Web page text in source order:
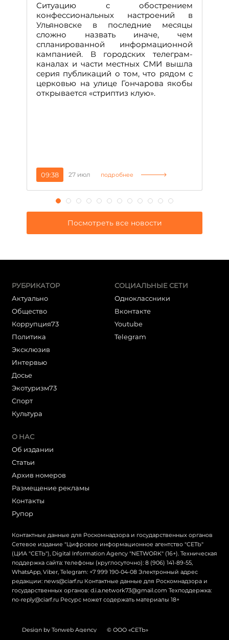
Ситуацию с обострением
конфессиональных настроений в
Ульяновске в последние месяцы
сложно назвать иначе, чем
спланированной информационной
кампанией. В городских телеграм-
каналах и части местных СМИ вышла
серия публикаций о том, что рядом с
церковью на улице Гончарова якобы
открывается «стриптиз клую».
09:38 27 июл подробнее
Посмотреть все новости
РУБРИКАТОР
Актуально
Общество
Коррупция73
Политика
Эксклюзив
Интервью
Досье
Экотуризм73
Cпорт
Культура
СОЦИАЛЬНЫЕ СЕТИ
Одноклассники
Вконтакте
Youtube
Telegram
О НАС
Об издании
Статьи
Архив номеров
Размещение рекламы
Контакты
Рупор
Контактные данные для Роскомнадзора и государственных органов
Сетевое издание "Цифровое информационное агентство "СЕТЬ"
(ЦИА "СЕТЬ"), Digital Information Agency "NETWORK" (16+). Техническая
поддержка сайта: телефоны (круглосуточно): 8 (906) 141-89-55,
WhatsApp, Viber, Telegram: +7 999 190-04-08 Электронный адрес
редакции: news@ciarf.ru Контактные данные для Роскомнадзора и
государственных органов: d.i.a.network73@gmail.com Техподдержка:
no-reply@ciarf.ru Ресурс может содержать материалы 18+
Design by Tonweb Agency © ООО «СЕТЬ»